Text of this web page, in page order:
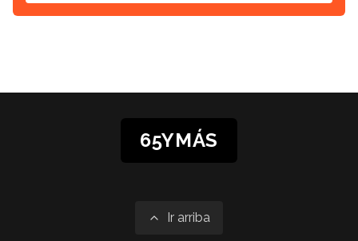
65YMÁS
Ir arriba